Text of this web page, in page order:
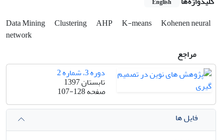
Data Mining Clustering AHP K-means
Kohenen neural
network
مراجع
دوره 3، شماره 2
تابستان 1397
صفحه107-128
فایل ها